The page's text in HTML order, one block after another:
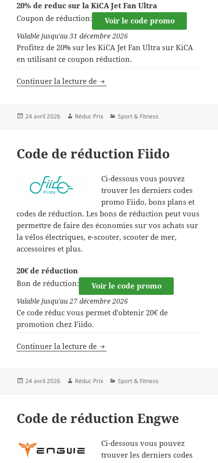
20% de reduc sur la KiCA Jet Fan Ultra
Coupon de réduction:
Voir le code promo
Valable jusqu'au 31 décembre 2026
Profitez de 20% sur les KiCA Jet Fan Ultra sur KiCA
en utilisant ce coupon réduction.
Continuer la lecture de Code de réduction KiCA
Publié
24 avril 2026 Auteur
Réduc Prix Catégories
Sport & Fitness
Code de réduction Fiido
Ci-dessous vous pouvez
trouver les derniers codes
promo Fiido, bons plans et
codes de réduction. Les bons de réduction peut vous
permettre de faire des économies sur vos achats sur
la vélos électriques, e-scooter, scooter de mer,
accessoires et plus.
20€ de réduction
Bon de réduction:
Voir le code promo
Valable jusqu'au 27 décembre 2026
Ce code réduc vous permet d'obtenir 20€ de
promotion chez Fiido.
Continuer la lecture de Code de réduction Fiido
Publié
24 avril 2026 Auteur
Réduc Prix Catégories
Sport & Fitness
Code de réduction Engwe
Ci-dessous vous pouvez
trouver les derniers codes